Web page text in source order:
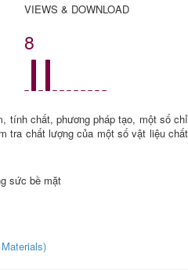
VIEWS & DOWNLOAD
8
tính chất, phương pháp tạo, một số chỉ
tra chất lượng của một số vật liệu chất
sức bề mặt